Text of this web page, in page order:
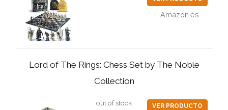
Amazon.es
Lord of The Rings: Chess Set by The Noble
Collection
out of stock VER PRODUCTO